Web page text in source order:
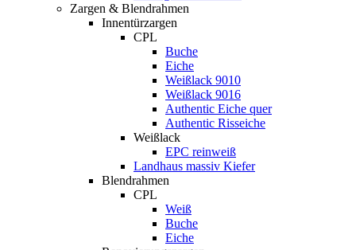
Zargen & Blendrahmen
Innentürzargen
CPL
Buche
Eiche
Weißlack 9010
Weißlack 9016
Authentic Eiche quer
Authentic Risseiche
Weißlack
EPC reinweiß
Landhaus massiv Kiefer
Blendrahmen
CPL
Weiß
Buche
Eiche